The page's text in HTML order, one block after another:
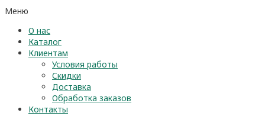
Меню
О нас
Каталог
Клиентам
Условия работы
Скидки
Доставка
Обработка заказов
Контакты